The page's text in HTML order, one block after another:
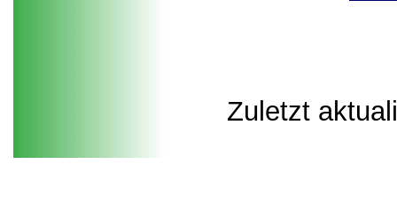
Zuletzt